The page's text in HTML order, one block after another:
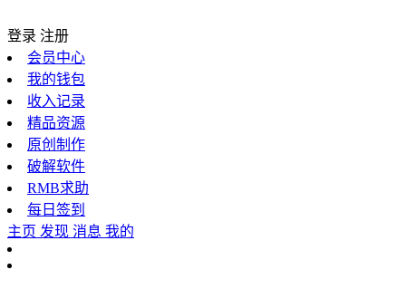
登录 注册
会员中心
我的钱包
收入记录
精品资源
原创制作
破解软件
RMB求助
每日签到
主页 发现 消息 我的